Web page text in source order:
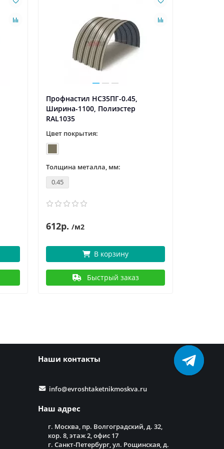
Профнастил НС35ПГ-0.45,
Ширина-1100, Полиэстер
RAL1035
Цвет покрытия:
Толщина металла, мм:
0.45
612р. /м2
В корзину
Быстрый заказ
Наши контакты
info@evroshtaketnikmoskva.ru
Наш адрес
г. Москва, пр. Волгоградский, д. 32,
кор. 8, этаж 2, офис 17
г. Санкт-Петербург, ул. Рощинская, д.